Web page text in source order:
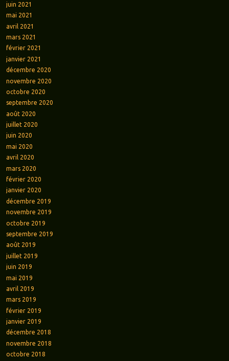
juin 2021
mai 2021
avril 2021
mars 2021
février 2021
janvier 2021
décembre 2020
novembre 2020
octobre 2020
septembre 2020
août 2020
juillet 2020
juin 2020
mai 2020
avril 2020
mars 2020
février 2020
janvier 2020
décembre 2019
novembre 2019
octobre 2019
septembre 2019
août 2019
juillet 2019
juin 2019
mai 2019
avril 2019
mars 2019
février 2019
janvier 2019
décembre 2018
novembre 2018
octobre 2018